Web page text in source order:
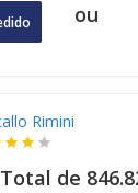
ou
Rimini
Total de